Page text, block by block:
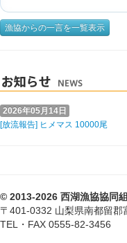
漁協からの一言を一覧表示
2026年05月14日
[放流報告] ヒメマス 10000尾
© 2013-2026 西湖漁協協同
〒401-0332 山梨県南都留郡
TEL・FAX 0555-82-3456